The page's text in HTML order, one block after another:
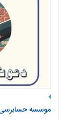
موسسه حسابرسی